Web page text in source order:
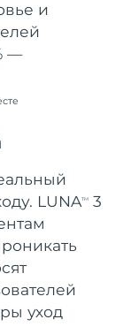
и
—
LUNATM
3
уход
дата доставки
09/08/2026
дата доставки
дата доставки
13/08/2026
дата доставки
10/08/2026
дата доставки